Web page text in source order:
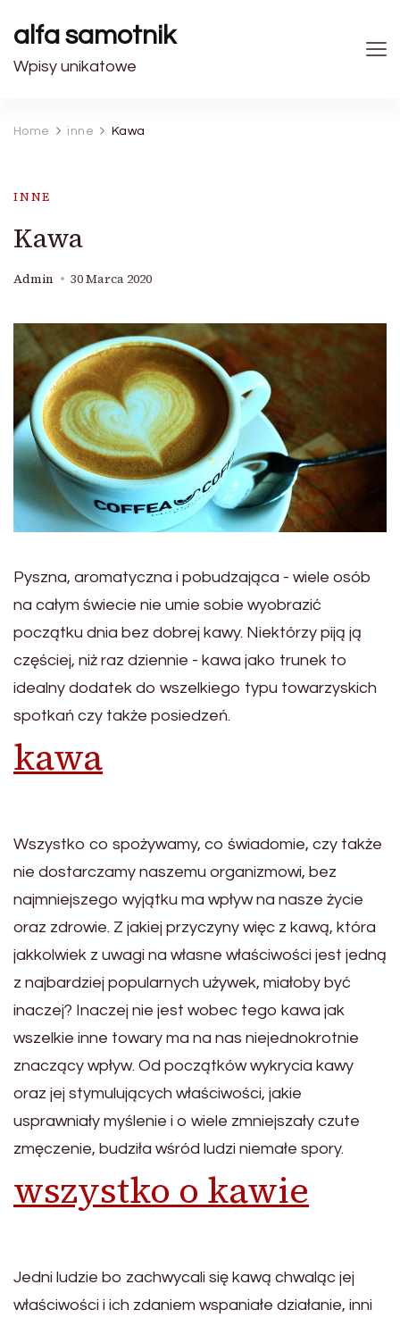
alfa samotnik
Wpisy unikatowe
Home inne Kawa
INNE
Kawa
Admin 30 Marca 2020
Pyszna, aromatyczna i pobudzająca - wiele osób
na całym świecie nie umie sobie wyobrazić
początku dnia bez dobrej kawy. Niektórzy piją ją
częściej, niż raz dziennie - kawa jako trunek to
idealny dodatek do wszelkiego typu towarzyskich
spotkań czy także posiedzeń.
kawa
Wszystko co spożywamy, co świadomie, czy także
nie dostarczamy naszemu organizmowi, bez
najmniejszego wyjątku ma wpływ na nasze życie
oraz zdrowie. Z jakiej przyczyny więc z kawą, która
jakkolwiek z uwagi na własne właściwości jest jedną
z najbardziej popularnych używek, miałoby być
inaczej? Inaczej nie jest wobec tego kawa jak
wszelkie inne towary ma na nas niejednokrotnie
znaczący wpływ. Od początków wykrycia kawy
oraz jej stymulujących właściwości, jakie
usprawniały myślenie i o wiele zmniejszały czute
zmęczenie, budziła wśród ludzi niemałe spory.
wszystko o kawie
Jedni ludzie bo zachwycali się kawą chwaląc jej
właściwości i ich zdaniem wspaniałe działanie, inni